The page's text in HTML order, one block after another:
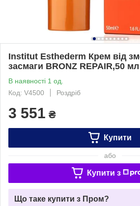
Institut Esthederm Крем від
засмаги BRONZ REPAIR,50 мл
В наявності 1 од.
Код: V4500
Роздріб
3 551 ₴
Купити
або
Купити з
Що таке купити з Пром?